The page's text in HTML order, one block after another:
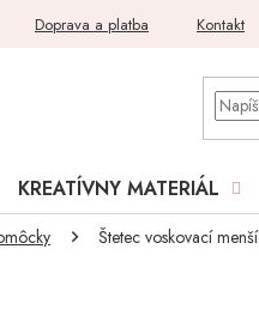
Doprava a platba Kontakt
KREATÍVNY MATERIÁL
Štetec voskovací menší